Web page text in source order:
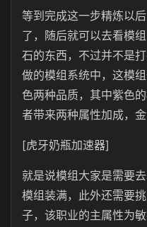
等到完成这一步精炼以
了，随后就可以去看模
石的东西，不过并不是
做的模组系统中，这模
色两种品质，其中紫色
者带来两种属性加成，金
[虎牙奶瓶加速器]
就是说模组大家是需要
模组装满，此外还需要
子，该职业的主属性为